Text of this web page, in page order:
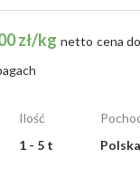
zł/kg netto cena
Ilość
1 - 5 t
Polska